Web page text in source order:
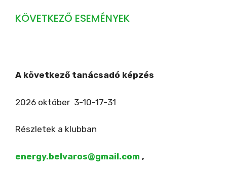
KÖVETKEZŐ ESEMÉNYEK
A következő tanácsadó képzés
2026 október 3-10-17-31
Részletek a klubban
energy.belvaros@gmail.com ,